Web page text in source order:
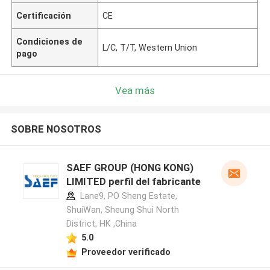
Certificación CE
Condiciones de
pago
L/C, T/T, Western Union
Vea más
SOBRE NOSOTROS
SAEF GROUP (HONG KONG)
LIMITED perfil del fabricante
Lane9, PO Sheng Estate,
ShuiWan, Sheung Shui North
District, HK ,China
5.0
Proveedor verificado